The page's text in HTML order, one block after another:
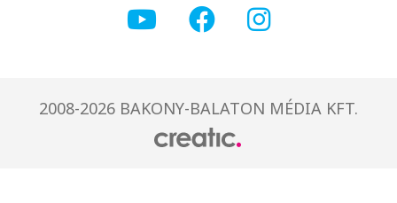
2008-2026 BAKONY-BALATON MÉDIA KFT.